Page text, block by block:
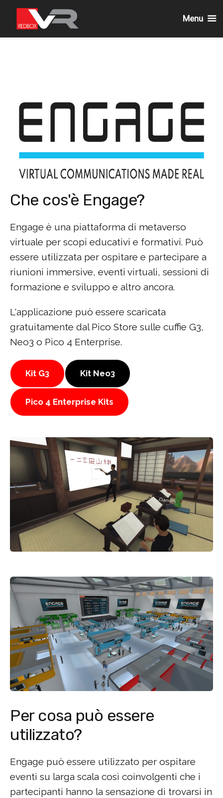
Che cos'è Engage?
Engage è una piattaforma di metaverso
virtuale per scopi educativi e formativi. Può
essere utilizzata per ospitare e partecipare a
riunioni immersive, eventi virtuali, sessioni di
formazione e sviluppo e altro ancora.
L'applicazione può essere scaricata
gratuitamente dal Pico Store sulle cuffie G3,
Neo3 o Pico 4 Enterprise.
Kit G3 Kit Neo3
Pico 4 Enterprise Kits
Per cosa può essere
utilizzato?
Engage può essere utilizzato per ospitare
eventi su larga scala così coinvolgenti che i
partecipanti hanno la sensazione di trovarsi in
Menu